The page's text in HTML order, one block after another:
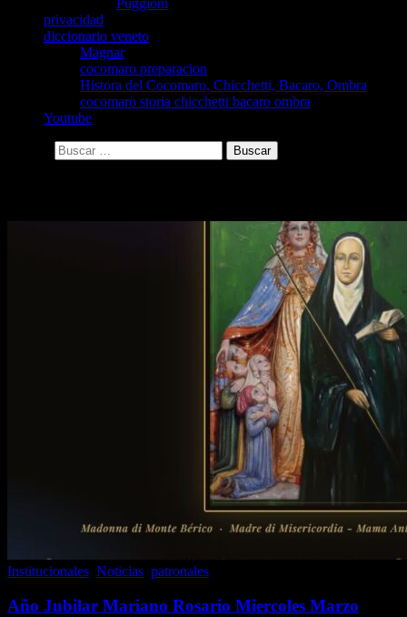
privacidad
diccionario veneto
Magnar
cocomaro preparacion
Histora del Cocomaro, Chicchetti, Bacaro, Ombra
cocomaro storia chicchetti bacaro ombra
Youtube
Institucionales Noticias patronales
Año Jubilar Mariano Rosario Miercoles Marzo